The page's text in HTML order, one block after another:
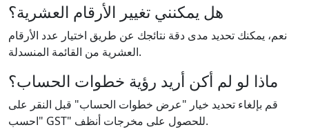
هل يمكنني تغيير الأرقام العشرية؟
نعم، يمكنك تحديد مدى دقة نتائجك عن طريق اختيار عدد الأرقام
العشرية من القائمة المنسدلة.
ماذا لو لم أكن أريد رؤية خطوات الحساب؟
قم بإلغاء تحديد خيار "عرض خطوات الحساب" قبل النقر على
"احسب GST" للحصول على مخرجات أنظف.